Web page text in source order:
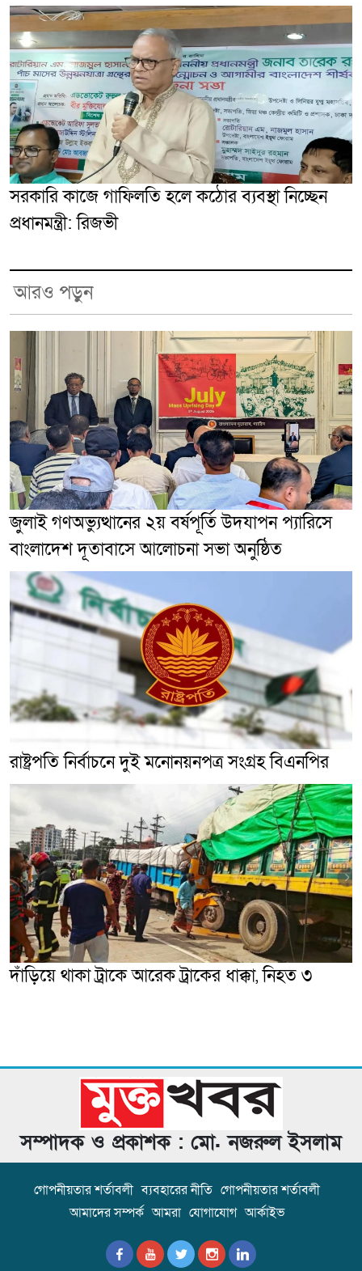
সরকারি কাজে গাফিলতি হলে কঠোর ব্যবস্থা নিচ্ছেন
প্রধানমন্ত্রী: রিজভী
আরও পড়ুন
জুলাই গণঅভ্যুত্থানের ২য় বর্ষপূর্তি উদযাপন প্যারিসে
বাংলাদেশ দূতাবাসে আলোচনা সভা অনুষ্ঠিত
রাষ্ট্রপতি নির্বাচনে দুই মনোনয়নপত্র সংগ্রহ বিএনপির
দাঁড়িয়ে থাকা ট্রাকে আরেক ট্রাকের ধাক্কা, নিহত ৩
সম্পাদক ও প্রকাশক : মো. নজরুল ইসলাম
গোপনীয়তার শর্তাবলী ব্যবহারের নীতি গোপনীয়তার শর্তাবলী
আমাদের সম্পর্ক আমরা যোগাযোগ আর্কাইভ